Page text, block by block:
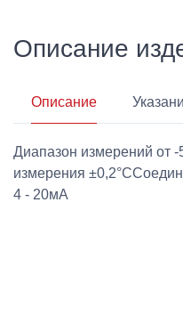
Описание
Описание
Диапазон измерений от -
измерения
4 - 20мA